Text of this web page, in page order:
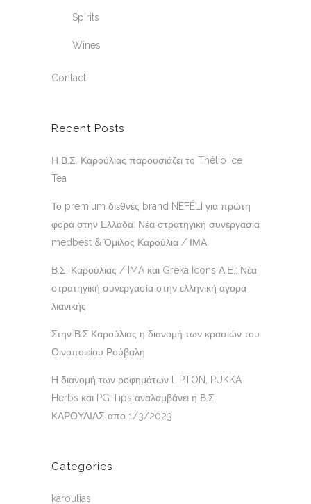
Spirits
Wines
Contact
Recent Posts
Η Β.Σ. Καρούλιας παρουσιάζει το Thélio Ice
Tea
Το premium διεθνές brand NEFÉLI για πρώτη
φορά στην Ελλάδα: Νέα στρατηγική συνεργασία
medbest & Όμιλος Καρούλια / ΙΜΑ
Β.Σ. Καρούλιας / IMA και Greka Icons Α.Ε.: Νέα
στρατηγική συνεργασία στην ελληνική αγορά
λιανικής
Στην Β.Σ.Καρούλιας η διανομή των κρασιών του
Οινοποιείου Ρούβαλη
Η διανομή των ροφημάτων LIPTON, PUKKA
Herbs και PG Tips αναλαμβάνει η Β.Σ.
ΚΑΡΟΥΛΙΑΣ απο 1/3/2023
Categories
karoulias